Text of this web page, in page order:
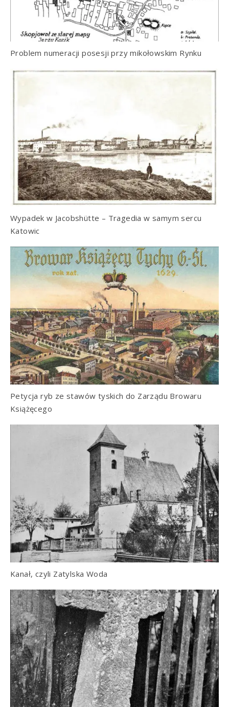
Problem numeracji posesji przy mikołowskim Rynku
Wypadek w Jacobshütte – Tragedia w samym sercu
Katowic
Petycja ryb ze stawów tyskich do Zarządu Browaru
Książęcego
Kanał, czyli Zatylska Woda